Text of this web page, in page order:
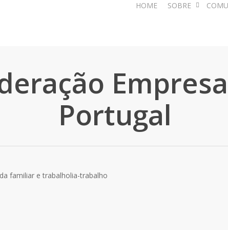
HOME SOBRE
Portugal